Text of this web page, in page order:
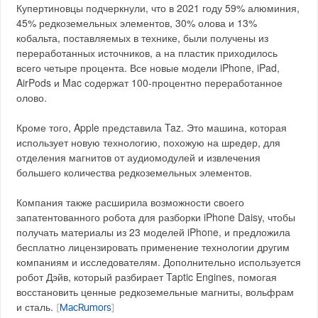
Купертиновцы подчеркнули, что в 2021 году 59% алюминия,
45% редкоземельных элементов, 30% олова и 13%
кобальта, поставляемых в технике, были получены из
переработанных источников, а на пластик приходилось
всего четыре процента. Все новые модели iPhone, iPad,
AirPods и Mac содержат 100-процентно переработанное
олово.
Кроме того, Apple представила Taz. Это машина, которая
использует новую технологию, похожую на шредер, для
отделения магнитов от аудиомодулей и извлечения
большего количества редкоземельных элементов.
Компания также расширила возможности своего
запатентованного робота для разборки iPhone Daisy, чтобы
получать материалы из 23 моделей iPhone, и предложила
бесплатно лицензировать применение технологии другим
компаниям и исследователям. Дополнительно используется
робот Дэйв, который разбирает Taptic Engines, помогая
восстановить ценные редкоземельные магниты, вольфрам
и сталь.
MacRumors